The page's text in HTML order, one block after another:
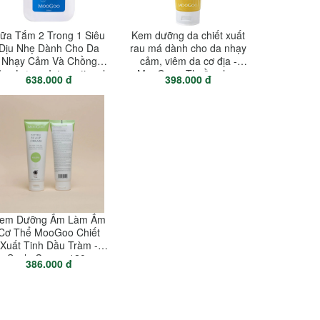
Tắm 2 Trong 1 Siêu
Dịu Nhẹ Dành Cho Da
Nhạy Cảm Và Chồng
Lưng - International
Natural Ultra Gentle
With Ceramides
638.000 đ
Kem dưỡng da chiết xuất
rau má dành cho da nhạy
cảm, viêm da cơ địa -
MooGoo - Thuần chay
398.000 đ
Dưỡng Ẩm Làm Ấm
Thể MooGoo Chiết
Xuất Tinh Dầu Tràm -
Scalp Cream 120g
386.000 đ